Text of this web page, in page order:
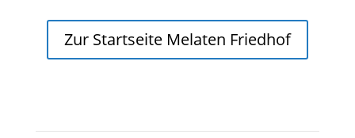
Zur Startseite Melaten Friedhof